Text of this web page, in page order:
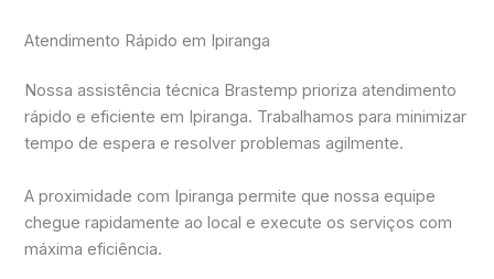
Atendimento Rápido em Ipiranga
Nossa assistência técnica Brastemp prioriza atendimento
rápido e eficiente em Ipiranga. Trabalhamos para minimizar
tempo de espera e resolver problemas agilmente.
A proximidade com Ipiranga permite que nossa equipe
chegue rapidamente ao local e execute os serviços com
máxima eficiência.